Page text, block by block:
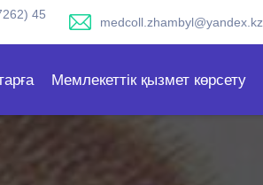
45
medcoll.zhambyl@yandex.kz
Мемлекеттік қызмет көрсету